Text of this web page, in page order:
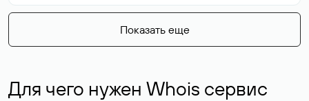
Показать еще
Для чего нужен Whois сервис